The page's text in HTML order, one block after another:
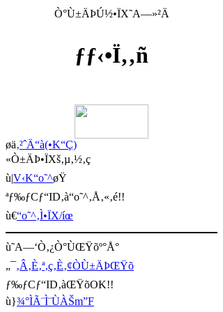
Ò°Ù±ÄÞÚ½•ÏX˜A—»²Ä
ƒƒ‹•Ï‚­‚ñ
øä‚²ˆÄ“à(•K“Ç)
«Ò±ÄÞ•ÏXš‚µ‚½‚ç
ù|V‹K“o˜^øŸ
ªƒ‰ƒCƒ“ID‚à“o˜^‚Å‚«‚é!!
ù€“o˜^‚Ì•ÏX/íœ
ù˜A—‘Ò‚¿Ò°ÙŒŸõº°Å°
„¯‚Â‚È‚ª‚ç‚È‚¢ÒÙ±ÄÞŒŸõ
ƒ‰ƒCƒ“ID‚àŒŸõOK!!
ù}¾°ÌÃ¨Ì¨ÙÀŠm”F